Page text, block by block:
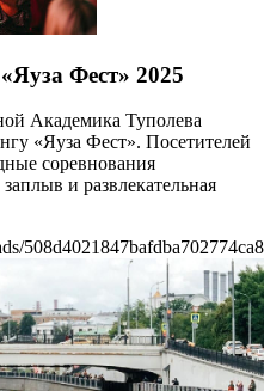
Фест» 2025
Академика Туполева
«Яуза Фест». Посетителей
соревнования
и развлекательная